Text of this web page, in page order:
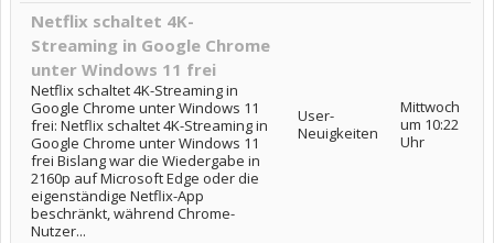
Netflix schaltet 4K-
Streaming in Google Chrome
unter Windows 11 frei
Netflix schaltet 4K-Streaming in
Google Chrome unter Windows 11
frei: Netflix schaltet 4K-Streaming in
Google Chrome unter Windows 11
frei Bislang war die Wiedergabe in
2160p auf Microsoft Edge oder die
eigenständige Netflix-App
beschränkt, während Chrome-
Nutzer...
User-
Neuigkeiten
Mittwoch
um 10:22
Uhr